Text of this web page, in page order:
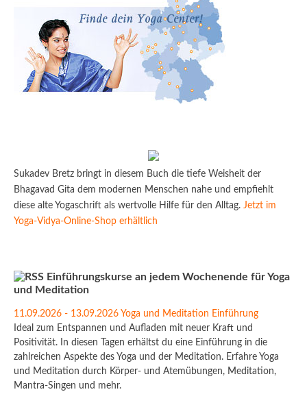
Sukadev Bretz bringt in diesem Buch die tiefe Weisheit der
Bhagavad Gita dem modernen Menschen nahe und empfiehlt
diese alte Yogaschrift als wertvolle Hilfe für den Alltag. Jetzt im
Yoga-Vidya-Online-Shop erhältlich
Einführungskurse an jedem Wochenende für Yoga
und Meditation
11.09.2026 - 13.09.2026 Yoga und Meditation Einführung
Ideal zum Entspannen und Aufladen mit neuer Kraft und
Positivität. In diesen Tagen erhältst du eine Einführung in die
zahlreichen Aspekte des Yoga und der Meditation. Erfahre Yoga
und Meditation durch Körper- und Atemübungen, Meditation,
Mantra-Singen und mehr.